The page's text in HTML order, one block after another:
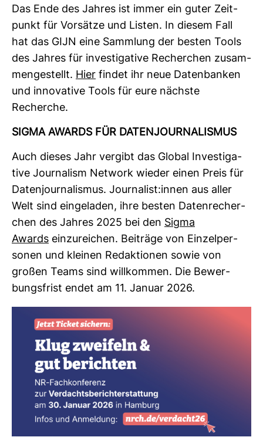
Das Ende des Jahres ist immer ein guter Zeit­
punkt für Vor­sätze und Listen. In diesem Fall
hat das GIJN eine Samm­lung der besten Tools
des Jahres für inves­ti­ga­tive Recher­chen zusam­
men­ge­stellt. Hier findet ihr neue Daten­banken
und inno­va­tive Tools für eure nächste
Recherche.
SIGMA AWARDS FÜR DATEN­JOUR­NA­LISMUS
Auch dieses Jahr ver­gibt das Global Inves­ti­ga­
tive Jour­na­lism Net­work wieder einen Preis für
Daten­jour­na­lismus. Jour­na­list:innen aus aller
Welt sind ein­ge­laden, ihre besten Daten­re­cher­
chen des Jahres 2025 bei den Sigma
Awards ein­zu­rei­chen. Bei­träge von Ein­zel­per­
sonen und kleinen Redak­tionen sowie von
großen Teams sind will­kommen. Die Bewer­
bungs­frist endet am 11. Januar 2026.